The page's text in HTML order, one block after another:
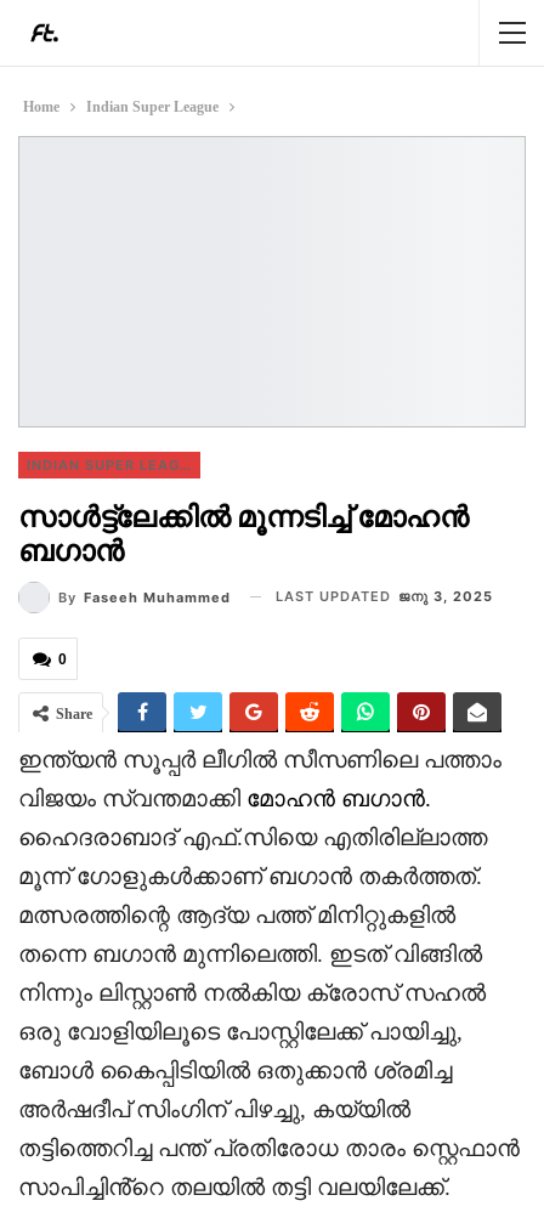
Home Indian Super League
INDIAN SUPER LEAGUE
സാൾട്ട്ലേക്കിൽ മൂന്നടിച്ച് മോഹൻ
ബഗാൻ
By Faseeh Muhammed LAST UPDATED ജനു 3, 2025
0
Share
ഇന്ത്യൻ സൂപ്പർ ലീഗിൽ സീസണിലെ പത്താം
വിജയം സ്വന്തമാക്കി മോഹൻ ബഗാൻ.
ഹൈദരാബാദ് എഫ്.സിയെ എതിരില്ലാത്ത
മൂന്ന് ഗോളുകൾക്കാണ് ബഗാൻ തകർത്തത്.
മത്സരത്തിന്റെ ആദ്യ പത്ത് മിനിറ്റുകളിൽ
തന്നെ ബഗാൻ മുന്നിലെത്തി. ഇടത് വിങ്ങിൽ
നിന്നും ലിസ്റ്റാൺ നൽകിയ ക്രോസ് സഹൽ
ഒരു വോളിയിലൂടെ പോസ്റ്റിലേക്ക് പായിച്ചു,
ബോൾ കൈപ്പിടിയിൽ ഒതുക്കാൻ ശ്രമിച്ച
അർഷദീപ് സിംഗിന് പിഴച്ചു, കയ്യിൽ
തട്ടിത്തെറിച്ച പന്ത് പ്രതിരോധ താരം സ്റ്റെഫാൻ
സാപിച്ചിൻ്റെ തലയിൽ തട്ടി വലയിലേക്ക്.